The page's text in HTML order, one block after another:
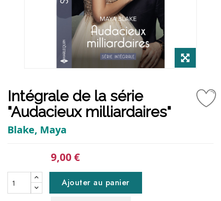
Intégrale de la série
"Audacieux milliardaires"
Blake, Maya
9,00 €
Ajouter au panier